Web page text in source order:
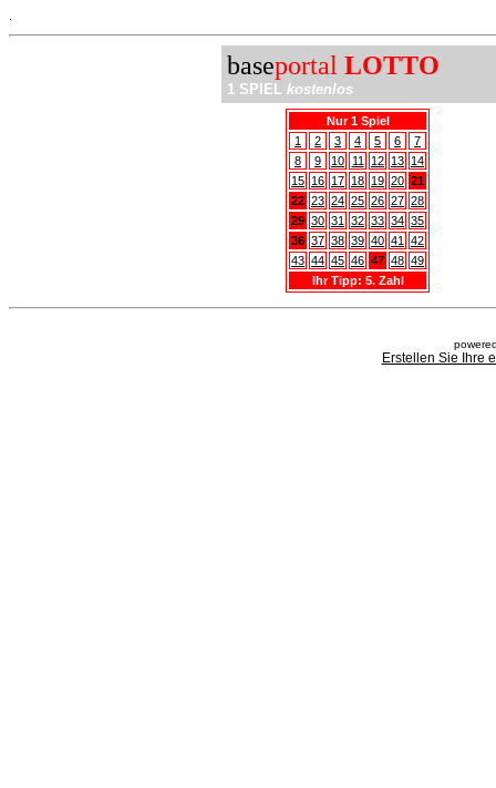
baseportal LOTTO
1 SPIEL kostenlos
Nur 1 Spiel
1
2 3 4 5 6
7
8
9 10 11 12 13 14
15 16 17 18 19 20 21
22 23 24 25 26 27 28
29 30 31 32 33 34 35
36 37 38 39 40 41
42
43 44 45 46 47 48 49
Ihr Tipp: 5. Zahl
Erstellen Sie Ihre